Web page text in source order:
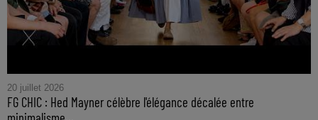
20 juillet 2026
FG CHIC : Hed Mayner célèbre l'élégance décalée entre